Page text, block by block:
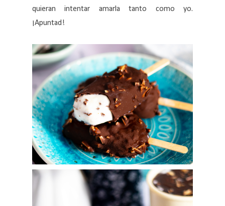
quieran intentar amarla tanto como yo.
¡Apuntad!